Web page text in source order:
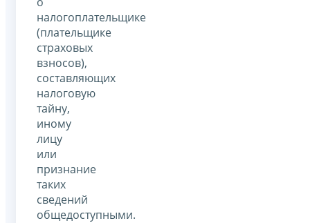
налогоплательщике
(плательщике
страховых
взносов),
составляющих
налоговую
тайну,
иному
лицу
или
признание
таких
сведений
общедоступными.